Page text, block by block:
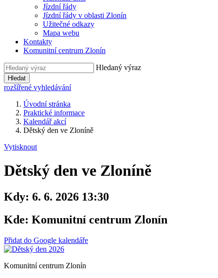
Jízdní řády
Jízdní řády v oblasti Zlonín
Užitečné odkazy
Mapa webu
Kontakty
Komunitní centrum Zlonín
Hledaný výraz
Hledat
rozšířené vyhledávání
Úvodní stránka
Praktické informace
Kalendář akcí
Dětský den ve Zloníně
Vytisknout
Dětský den ve Zloníně
Kdy: 6. 6. 2026 13:30
Kde: Komunitní centrum Zlonín
Přidat do Google kalendáře
Komunitní centrum Zlonín